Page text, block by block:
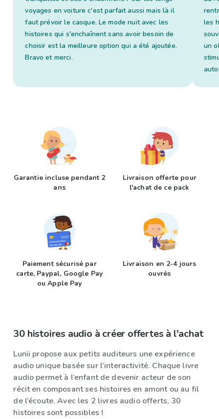
voyages en voiture c'est parfait aussi mais là il
faut prévoir le casque. Le mode nuit avec les
histoires qui s'enchaînent sans avoir besoin de
choisir est la meilleure option qui a été ajoutée.
Bravo et merci.
les
un
Garantie incluse pendant 2
ans
Livraison offerte pour
l'achat de ce pack
Paiement sécurisé par
carte, Paypal, Google Pay
ou Apple Pay
Livraison en 2-4 jours
ouvrés
30 histoires audio à créer offertes à l'achat
Lunii propose aux petits auditeurs une expérience
audio unique basée sur l’interactivité. Chaque livre
audio permet à l’enfant de devenir acteur de son
récit en composant ses histoires en amont ou au fil
de l’écoute. Avec les 2 livres audio offerts, 30
histoires sont possibles !